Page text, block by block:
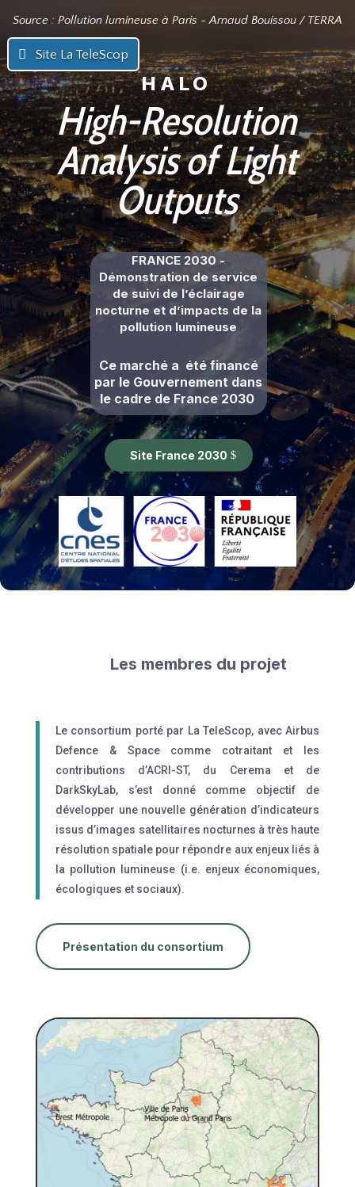
Source : Pollution lumineuse à Paris - Arnaud Bouissou / TERRA
Site La TeleScop
HALO
High-Resolution
Analysis of Light
Outputs
FRANCE 2030 -
Démonstration de service
de suivi de l’éclairage
nocturne et d’impacts de la
pollution lumineuse
Ce marché a été financé
par le Gouvernement dans
le cadre de France 2030
Site France 2030
Les membres du projet
Le consortium porté par La TeleScop, avec Airbus
Defence & Space comme cotraitant et les
contributions d’ACRI-ST, du Cerema et de
DarkSkyLab, s’est donné comme objectif de
développer une nouvelle génération d’indicateurs
issus d’images satellitaires nocturnes à très haute
résolution spatiale pour répondre aux enjeux liés à
la pollution lumineuse (i.e. enjeux économiques,
écologiques et sociaux).
Présentation du consortium